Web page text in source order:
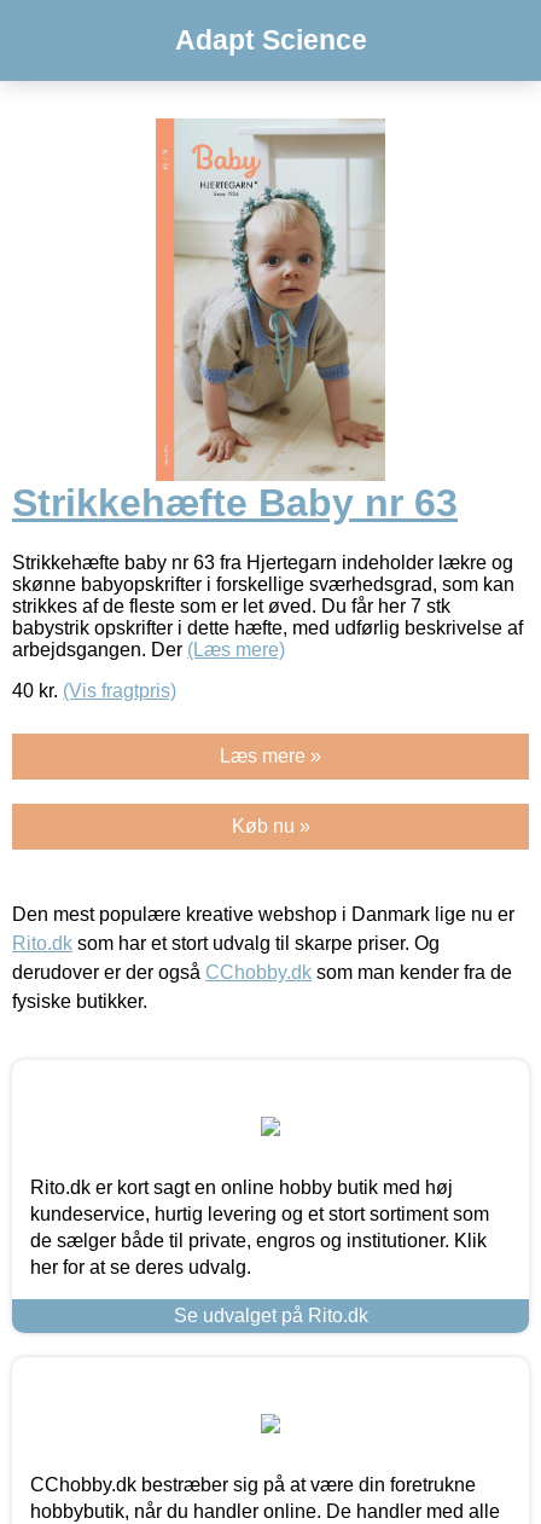
Adapt Science
Strikkehæfte Baby nr 63
Strikkehæfte baby nr 63 fra Hjertegarn indeholder lækre og
skønne babyopskrifter i forskellige sværhedsgrad, som kan
strikkes af de fleste som er let øved. Du får her 7 stk
babystrik opskrifter i dette hæfte, med udførlig beskrivelse af
arbejdsgangen. Der (Læs mere)
40 kr. (Vis fragtpris)
Læs mere »
Køb nu »
Den mest populære kreative webshop i Danmark lige nu er
Rito.dk som har et stort udvalg til skarpe priser. Og
derudover er der også CChobby.dk som man kender fra de
fysiske butikker.
Rito.dk er kort sagt en online hobby butik med høj
kundeservice, hurtig levering og et stort sortiment som
de sælger både til private, engros og institutioner. Klik
her for at se deres udvalg.
Se udvalget på Rito.dk
CChobby.dk bestræber sig på at være din foretrukne
hobbybutik, når du handler online. De handler med alle